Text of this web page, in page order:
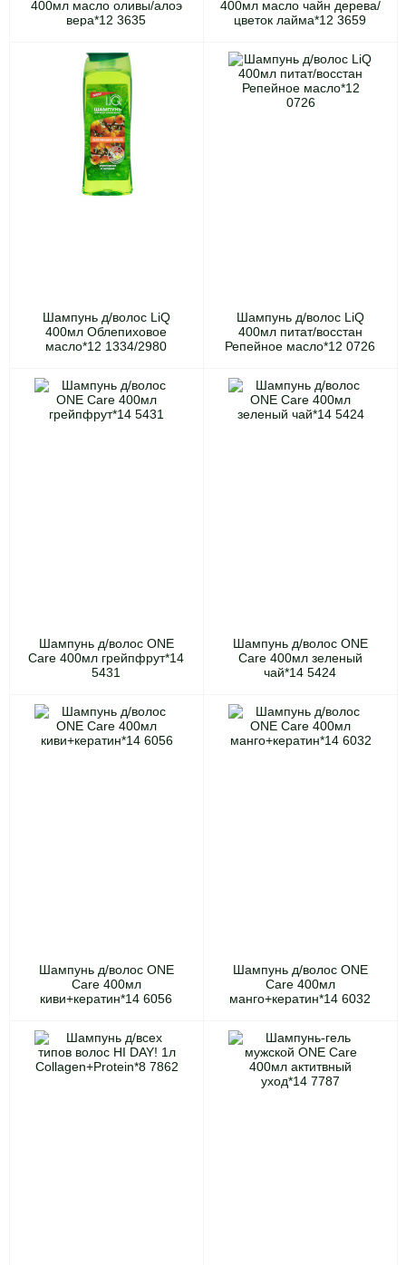
400мл масло оливы/алоэ
вера*12 3635
400мл масло чайн дерева/
цветок лайма*12 3659
Шампунь д/волос LiQ
400мл Облепиховое
масло*12 1334/2980
Шампунь д/волос LiQ
400мл питат/восстан
Репейное масло*12 0726
Шампунь д/волос ONE
Care 400мл грейпфрут*14
5431
Шампунь д/волос ONE
Care 400мл зеленый
чай*14 5424
Шампунь д/волос ONE
Care 400мл
киви+кератин*14 6056
Шампунь д/волос ONE
Care 400мл
манго+кератин*14 6032